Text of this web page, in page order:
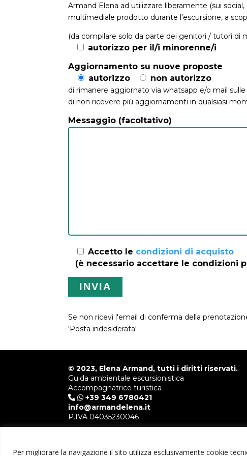
Per migliorare la navigazione il sito utilizza esclusivamente cookie
Armand Elena ad utilizzare liberamente (sui
multimediale prodotto durante l’escursione, a
(da compilare solo da parte dei genitori / tutori di
autorizzo per il/i minorenne/i
Aggiornamento su nuove proposte
autorizzo
non autorizzo
di rimanere aggiornato via whatsapp e/o mail
di non ricevere più aggiornamenti in qualsiasi
Messaggio (facoltativo)
Accetto le condizioni di acquisto
(è necessario accettare le condizioni
Se non ricevi l'email di conferma della
'Posta indesiderata'
© 2023, Elena Armand, tutti i diritti riservati.
Guida ambientale escursionistica
Accompagnatrice turistica
+39 349 6780421
info@armandelena.it
P.IVA 04035230046